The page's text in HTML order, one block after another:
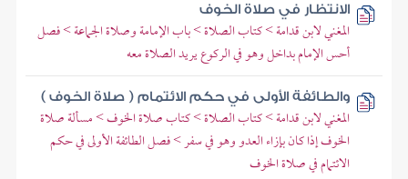
الانتظار في صلاة الخوف
المغني لابن قدامة > كتاب الصلاة > باب الإمامة وصلاة الجماعة > فصل
أحس الإمام بداخل وهو في الركوع يريد الصلاة معه
والطائفة الأولى في حكم الائتمام ( صلاة الخوف )
المغني لابن قدامة > كتاب الصلاة > كتاب صلاة الخوف > مسألة صلاة
الخوف إذا كان بإزاء العدو وهو في سفر > فصل الطائفة الأولى في حكم
الائتمام في صلاة الخوف